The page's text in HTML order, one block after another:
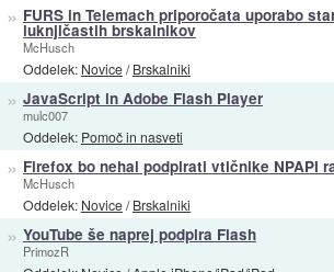
» FURS in Telemach priporočata uporabo
luknjičastih brskalnikov
McHusch
Oddelek: Novice/Brskalniki
» JavaScript in Adobe Flash Player
mulc007
Oddelek: Pomoč in nasveti
» Firefox bo nehal podpirati vtičnike NPAPI
McHusch
Oddelek: Novice/Brskalniki
» YouTube še naprej podpira Flash
PrimozR